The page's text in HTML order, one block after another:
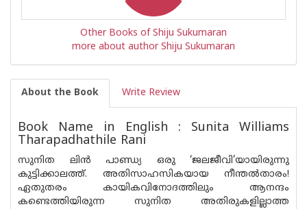
Other Books of Shiju Sukumaran
more about author Shiju Sukumaran
About the Book Write Review
Book Name in English : Sunita Williams
Tharapadhathile Rani
സുനിത ലിന്‍ പാണ്ഡ്യ ഒരു ‘ജലജീവി’യായിരുന്നു
കുട്ടിക്കാലത്ത്. അതിസാഹസികയായ നീന്തല്‍താരം!
ഏതുതരം കായികവിനോദത്തിലും ആനന്ദം
കണ്ടെത്തിയിരുന്ന സുനിത അതിരുകളില്ലാത്ത